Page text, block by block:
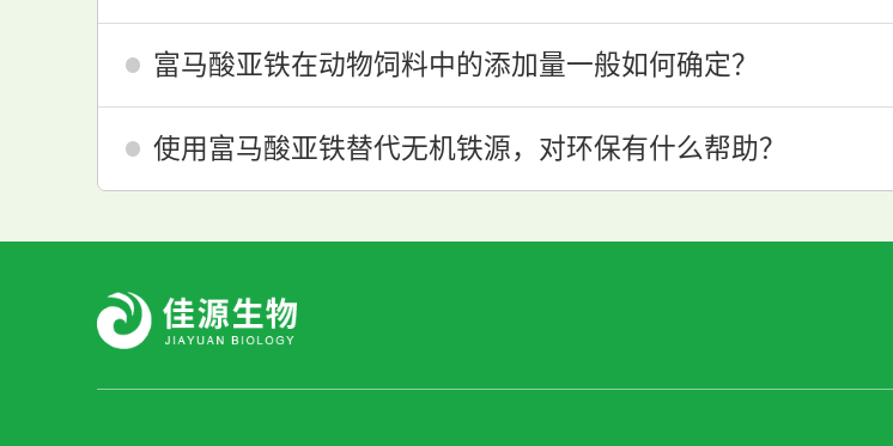
富马酸亚铁在动物饲料中的添加量一般如何确定？
使用富马酸亚铁替代无机铁源，对环保有什么帮助？